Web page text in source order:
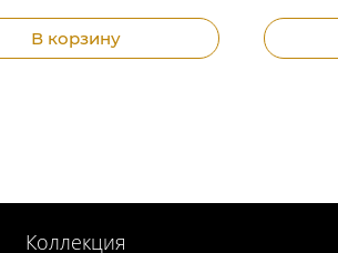
В корзину
Коллекция